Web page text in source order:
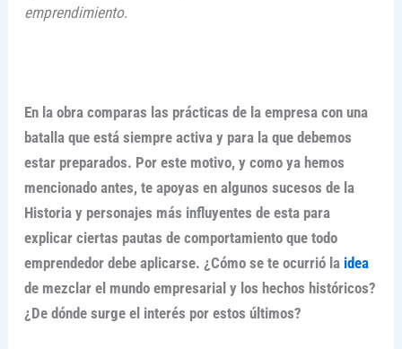
emprendimiento.
En la obra comparas las prácticas de la empresa con una
batalla que está siempre activa y para la que debemos
estar preparados. Por este motivo, y como ya hemos
mencionado antes, te apoyas en algunos sucesos de la
Historia y personajes más influyentes de esta para
explicar ciertas pautas de comportamiento que todo
emprendedor debe aplicarse. ¿Cómo se te ocurrió la idea
de mezclar el mundo empresarial y los hechos históricos?
¿De dónde surge el interés por estos últimos?